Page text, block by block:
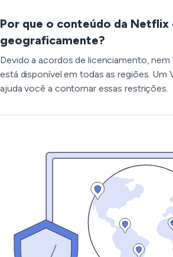
Por que o conteúdo da Netflix
geograficamente?
Devido a acordos de licenciamento,
está disponível em todas as regiões. Um
ajuda você a contornar essas restrições.